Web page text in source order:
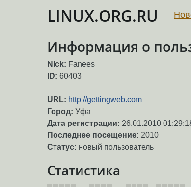
LINUX.ORG.RU
Информация о
Nick: Fanees
ID: 60403
URL: http://gettingweb.com
Город: Уфа
Дата регистрации: 26.01.2010
Последнее посещение: 2010
Статус: новый пользователь
Статистика